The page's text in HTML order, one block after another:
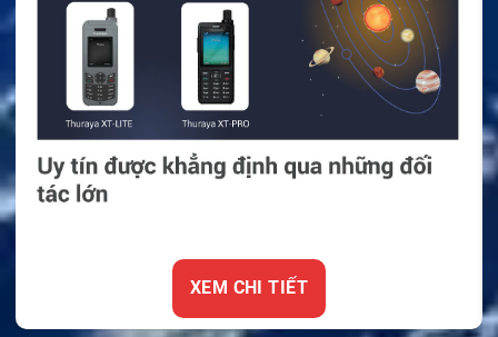
XEM CHI TIẾT